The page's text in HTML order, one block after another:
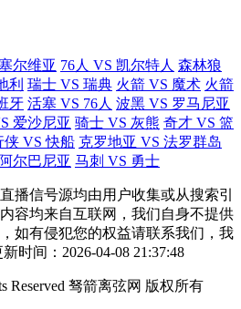
尔维亚 76人 VS 凯尔特人 森林狼
利 瑞士 VS 瑞典 火箭 VS 魔术 火箭
牙 活塞 VS 76人 波黑 VS 罗马尼亚
爱沙尼亚 骑士 VS 灰熊 奇才 VS 篮
侠 VS 快船 克罗地亚 VS 法罗群岛
尔巴尼亚 马刺 VS 勇士
播信号源均由用户收集或从搜索引
容均来自互联网，我们自身不提供
如有侵犯您的权益请联系我们，我
时间：2026-04-08 21:37:48
Reserved 驽箭离弦网 版权所有